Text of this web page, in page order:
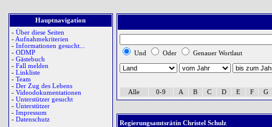
Hauptnavigation
- Über diese Seiten
- Aufnahmekriterien
- Informationen gesucht...
- ODMP
- Gästebuch
- Fall melden
- Linkliste
- Team
- Der Zug des Lebens
- Videodokumentationen
- Unterstützer gesucht
- Unterstützer
- Impressum
- Datenschutz
Und Oder Genauer Wortlaut
Alle 0-9 A B C D E F G
Regierungsamtsrätin Christel Schulz